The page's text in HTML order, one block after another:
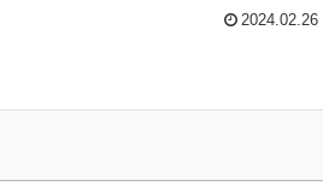
2024.02.26